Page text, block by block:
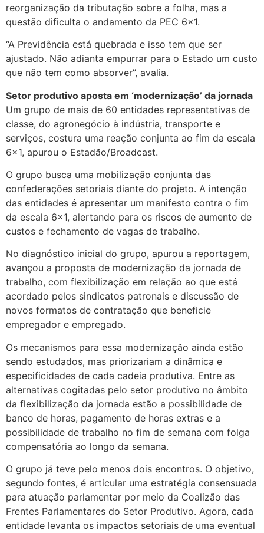
reorganização da tributação sobre a folha, mas a
questão dificulta o andamento da PEC 6×1.
“A Previdência está quebrada e isso tem que ser
ajustado. Não adianta empurrar para o Estado um custo
que não tem como absorver”, avalia.
Setor produtivo aposta em ‘modernização’ da jornada
Um grupo de mais de 60 entidades representativas de
classe, do agronegócio à indústria, transporte e
serviços, costura uma reação conjunta ao fim da escala
6×1, apurou o Estadão/Broadcast.
O grupo busca uma mobilização conjunta das
confederações setoriais diante do projeto. A intenção
das entidades é apresentar um manifesto contra o fim
da escala 6×1, alertando para os riscos de aumento de
custos e fechamento de vagas de trabalho.
No diagnóstico inicial do grupo, apurou a reportagem,
avançou a proposta de modernização da jornada de
trabalho, com flexibilização em relação ao que está
acordado pelos sindicatos patronais e discussão de
novos formatos de contratação que beneficie
empregador e empregado.
Os mecanismos para essa modernização ainda estão
sendo estudados, mas priorizariam a dinâmica e
especificidades de cada cadeia produtiva. Entre as
alternativas cogitadas pelo setor produtivo no âmbito
da flexibilização da jornada estão a possibilidade de
banco de horas, pagamento de horas extras e a
possibilidade de trabalho no fim de semana com folga
compensatória ao longo da semana.
O grupo já teve pelo menos dois encontros. O objetivo,
segundo fontes, é articular uma estratégia consensuada
para atuação parlamentar por meio da Coalizão das
Frentes Parlamentares do Setor Produtivo. Agora, cada
entidade levanta os impactos setoriais de uma eventual